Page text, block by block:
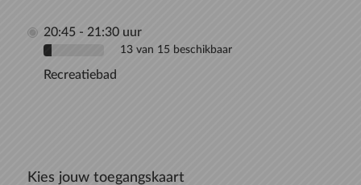
20:45 - 21:30 uur
13 van 15 beschikbaar
Recreatiebad
Kies jouw toegangskaart